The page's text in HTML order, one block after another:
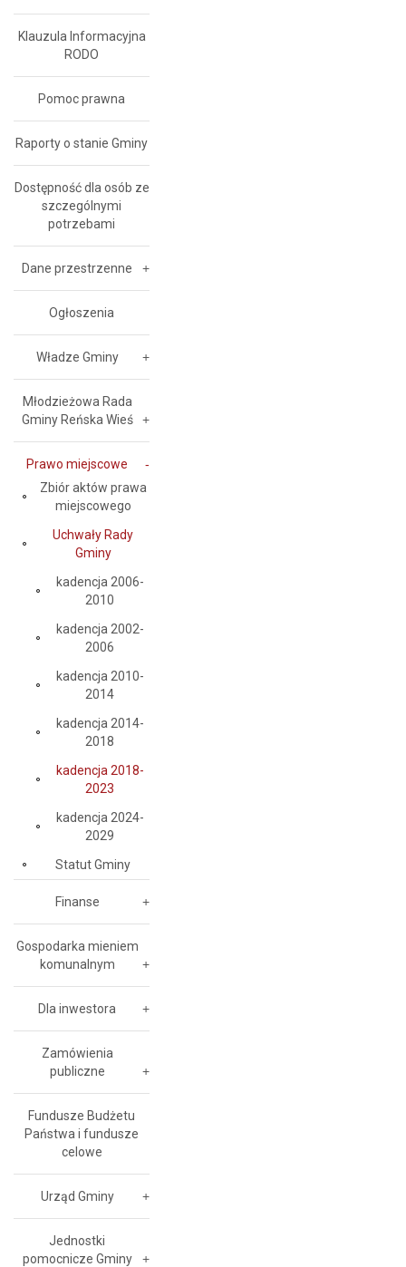
Klauzula Informacyjna
RODO
Pomoc prawna
Raporty o stanie Gminy
Dostępność dla osób ze
szczególnymi
potrzebami
Dane przestrzenne
Ogłoszenia
Władze Gminy
Młodzieżowa Rada
Gminy Reńska Wieś
Prawo miejscowe
Zbiór aktów prawa
miejscowego
Uchwały Rady
Gminy
kadencja 2006-
2010
kadencja 2002-
2006
kadencja 2010-
2014
kadencja 2014-
2018
kadencja 2018-
2023
kadencja 2024-
2029
Statut Gminy
Finanse
Gospodarka mieniem
komunalnym
Dla inwestora
Zamówienia
publiczne
Fundusze Budżetu
Państwa i fundusze
celowe
Urząd Gminy
Jednostki
pomocnicze Gminy